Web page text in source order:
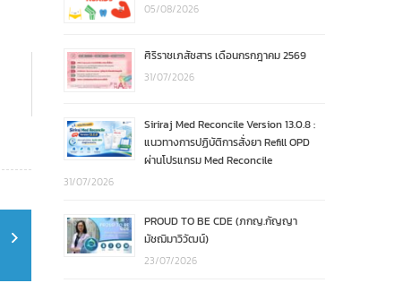
05/08/2026
ศิริราชเภสัชสาร เดือนกรกฎาคม 2569
31/07/2026
Siriraj Med Reconcile Version 13.0.8 :
แนวทางการปฏิบัติการสั่งยา Refill OPD
ผ่านโปรแกรม Med Reconcile
31/07/2026
PROUD TO BE CDE (ภกญ.กัญญา
มัชฌิมาวิวัฒน์)
23/07/2026